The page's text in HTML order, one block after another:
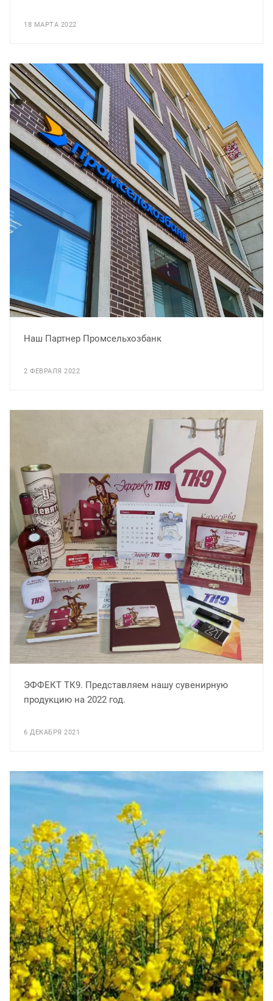
18 МАРТА 2022
Наш Партнер Промсельхозбанк
2 ФЕВРАЛЯ 2022
ЭФФЕКТ ТК9. Представляем нашу сувенирную
продукцию на 2022 год.
6 ДЕКАБРЯ 2021